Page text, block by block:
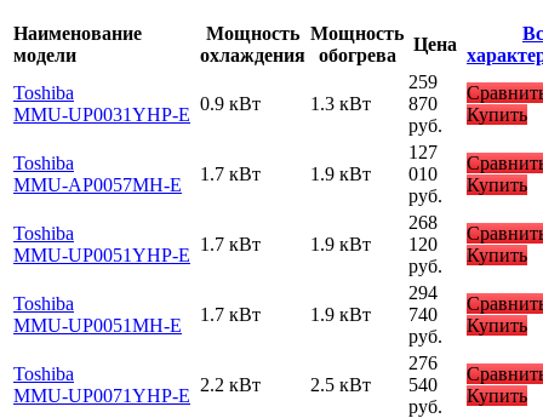
Наименование
модели
Мощность
охлаждения
Мощность
обогрева
Цена
Toshiba
MMU-UP0031YHP-E
0.9 кВт 1.3 кВт
259
870
руб.
Купить
Toshiba
MMU-AP0057MH-E
1.7 кВт 1.9 кВт
127
010
руб.
Купить
Toshiba
MMU-UP0051YHP-E
1.7 кВт 1.9 кВт
268
120
руб.
Купить
Toshiba
MMU-UP0051MH-E
1.7 кВт 1.9 кВт
294
740
руб.
Купить
Toshiba
MMU-UP0071YHP-E
2.2 кВт 2.5 кВт
276
540
руб.
Купить